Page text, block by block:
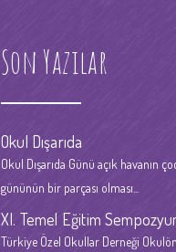
Son Yazılar
Okul Dışarıda
Okul Dışarıda Günü açık havanın
gününün bir parçası olması...
XI. Temel Eğitim
Türkiye Özel Okullar Derneği